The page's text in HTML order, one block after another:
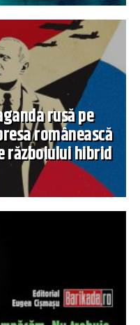
rusă pe
românească
războiului hibrid